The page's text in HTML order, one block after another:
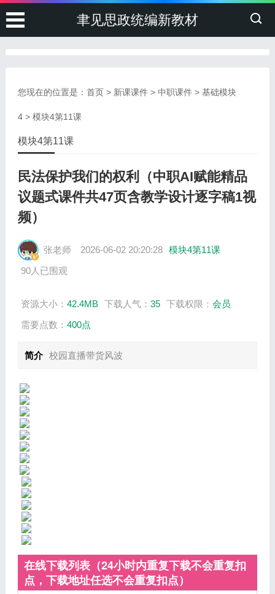
聿见思政统编新教材
您现在的位置是： 首页> 新课课件> 中职课件> 基础模块
4> 模块4第11课
模块4第11课
民法保护我们的权利（中职AI赋能精品
议题式课件共47页含教学设计逐字稿1视
频）
张老师 2026-06-02 20:20:28 模块4第11课
90人已围观
资源大小： 42.4MB 下载人气： 35 下载权限： 会员
需要点数： 400点
简介 校园直播带货风波
在线下载列表（24小时内重复下载不会重复扣
点，下载地址任选不会重复扣点）